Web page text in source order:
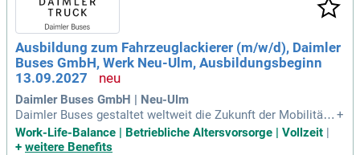
enbehandlung an. Inklusive des Schutzes nicht zu bearbeite
nder Flächen erwirbst du das Handwerk des Lackierens. Be
wirb dich jetzt und starte deine Karriere im Fahrzeuglackiere
r-Handwerk!
Ausbildung zum Fahrzeuglackierer (m/w/d), Daimler
Buses GmbH, Werk Neu-Ulm, Ausbildungsbeginn
13.09.2027
Daimler Buses GmbH | Neu-Ulm
Daimler Buses gestaltet weltweit die Zukunft der Mobilität d
urch erstklassige Buslösungen. Als führender Bushersteller
revolutionieren wir den öffentlichen Personennah- und Reise
+
Work-Life-Balance | Betriebliche Altersvorsorge | Vollzeit |
+ weitere Benefits